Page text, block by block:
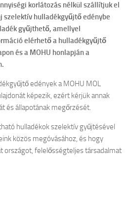
korlátozás nélkül szállítjuk el
szelektív hulladékgyűjtő edénybe
gyűjthető, amellyel
elérhető a hulladékgyűjtő
és a MOHU honlapján a
edények a MOHU MOL
képezik, ezért kérjük annak
és állapotának megőrzését.
hulladékok szelektív gyűjtésével
közös megóvásához, és hogy
országot, felelősségteljes társadalmat